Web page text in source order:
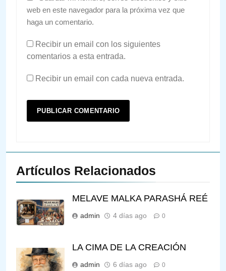
web en este navegador para la próxima vez que
haga un comentario.
Recibir un email con los siguientes
comentarios a esta entrada.
Recibir un email con cada nueva entrada.
Artículos Relacionados
MELAVE MALKA PARASHÁ REÉ
admin 4 días ago 0
LA CIMA DE LA CREACIÓN
admin 6 días ago 0